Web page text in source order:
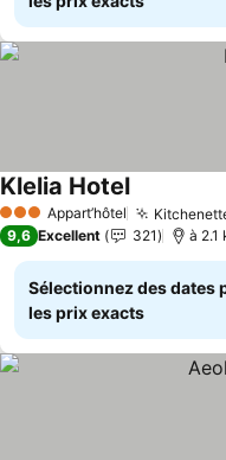
3 ÉtoilesAppart’hôtel
Klelia HotelConsulter
9,6 Excellent 321 à 2.1
Sélectionnez des dates
les prix exacts